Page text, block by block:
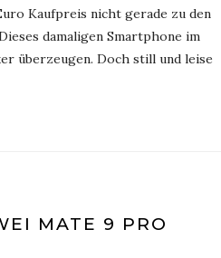
Kaufpreis nicht gerade zu den
damaligen Smartphone im
überzeugen. Doch still und leise
MATE 9 PRO